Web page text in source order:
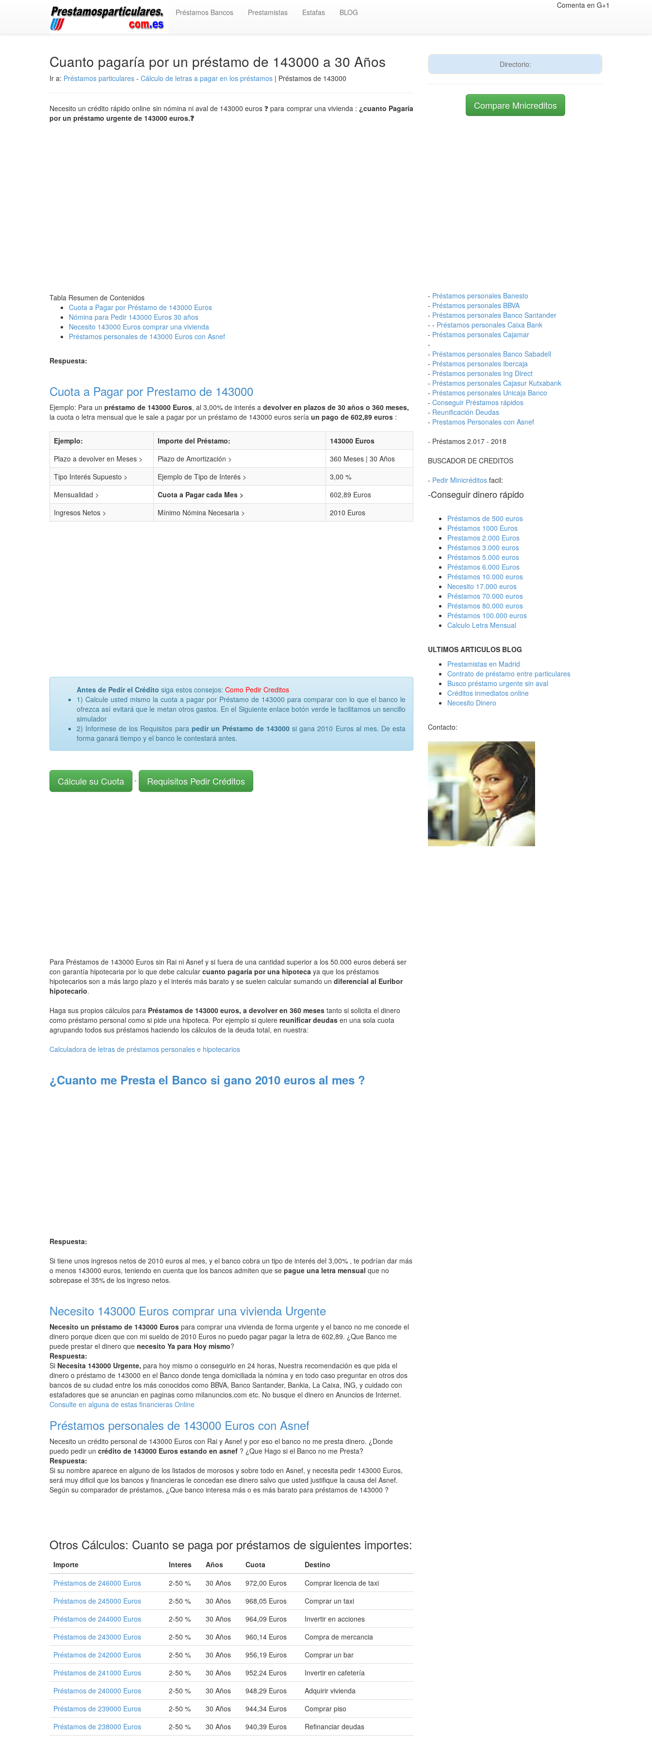
Préstamos Bancos Prestamistas Estafas BLOG
Comenta en G+1
Cuanto pagaría por un préstamo de 143000 a 30 Años
Ir a: Préstamos particulares - Cálculo de letras a pagar en los préstamos | Préstamos de 143000
Necesito un crédito rápido online sin nómina ni aval de 143000 euros ❓ para comprar una vivienda : ¿cuanto Pagaría
por un préstamo urgente de 143000 euros.❓
Tabla Resumen de Contenidos
Cuota a Pagar por Préstamo de 143000 Euros
Nómina para Pedir 143000 Euros 30 años
Necesito 143000 Euros comprar una vivienda
Préstamos personales de 143000 Euros con Asnef
Respuesta:
Cuota a Pagar por Prestamo de 143000
Ejemplo: Para un préstamo de 143000 Euros, al 3,00% de interés a devolver en plazos de 30 años o 360 meses,
la cuota o letra mensual que le sale a pagar por un préstamo de 143000 euros sería un pago de 602,89 euros :
Ejemplo: Importe del Préstamo:
143000 Euros
Plazo a devolver en Meses >
Plazo de Amortización >
360 Meses | 30 Años
Tipo Interés Supuesto >
Ejemplo de Tipo de Interés >
3,00 %
Mensualidad >
Cuota a Pagar cada Mes >
602,89 Euros
Ingresos Netos >
Mínimo Nómina Necesaria > 2010 Euros
Antes de Pedir el Crédito siga estos consejos: Como Pedir Creditos
1) Calcule usted mismo la cuota a pagar por Préstamo de 143000 para comparar con lo que el banco le
ofrezca así evitará que le metan otros gastos. En el Siguiente enlace botón verde le facilitamos un sencillo
simulador
2) Informese de los Requisitos para pedir un Préstamo de 143000si gana 2010 Euros al mes. De esta
forma ganará tiempo y el banco le contestará antes.
Cálcule su Cuota - Requisitos Pedir Créditos
Para Préstamos de 143000 Euros sin Rai ni Asnef y si fuera de una cantidad superior a los 50.000 euros deberá ser
con garantía hipotecaria por lo que debe calcular cuanto pagaría por una hipoteca ya que los préstamos
hipotecarios son a más largo plazo y el interés más barato y se suelen calcular sumando un diferencial al Euribor
hipotecario.
Haga sus propios cálculos para Préstamos de 143000 euros, a devolver en 360 meses tanto si solicita el dinero
como préstamo personal como si pide una hipoteca. Por ejemplo si quiere reunificar deudas en una sola cuota
agrupando todos sus préstamos haciendo los cálculos de la deuda total, en nuestra:
Calculadora de letras de préstamos personales e hipotecarios
¿Cuanto me Presta el Banco si gano 2010 euros al mes ?
Respuesta:
Si tiene unos ingresos netos de 2010 euros al mes, y el banco cobra un tipo de interés del 3,00% , te podrían dar más
o menos 143000 euros, teniendo en cuenta que los bancos admiten que se pague una letra mensual que no
sobrepase el 35% de los ingreso netos.
Necesito 143000 Euros comprar una vivienda Urgente
Necesito un préstamo de 143000 Euros para comprar una vivienda de forma urgente y el banco no me concede el
dinero porque dicen que con mi sueldo de 2010 Euros no puedo pagar pagar la letra de 602,89. ¿Que Banco me
puede prestar el dinero que necesito Ya para Hoy mismo?
Respuesta:
Si Necesita 143000 Urgente, para hoy mismo o conseguirlo en 24 horas, Nuestra recomendación es que pida el
dinero o préstamo de 143000 en el Banco donde tenga domiciliada la nómina y en todo caso preguntar en otros dos
bancos de su ciudad entre los más conocidos como BBVA, Banco Santander, Bankia, La Caixa, ING, y cuidado con
estafadores que se anuncian en paginas como milanuncios.com etc. No busque el dinero en Anuncios de Internet.
Consulte en alguna de estas financieras Online
Préstamos personales de 143000 Euros con Asnef
Necesito un crédito personal de 143000 Euros con Rai y Asnef y por eso el banco no me presta dinero. ¿Donde
puedo pedir un crédito de 143000 Euros estando en asnef ? ¿Que Hago si el Banco no me Presta?
Respuesta:
Si su nombre aparece en alguno de los listados de morosos y sobre todo en Asnef, y necesita pedir 143000 Euros,
será muy dificil que los bancos y financieras le concedan ese dinero salvo que usted justifique la causa del Asnef.
Según su comparador de préstamos, ¿Que banco interesa más o es más barato para préstamos de 143000 ?
Otros Cálculos: Cuanto se paga por préstamos de siguientes importes:
Importe Interes Años Cuota
Destino
Préstamos de 246000 Euros
2-50 % 30 Años 972,00 Euros
Comprar licencia de taxi
Préstamos de 245000 Euros
2-50 % 30 Años 968,05 Euros
Comprar un taxi
Préstamos de 244000 Euros
2-50 % 30 Años 964,09 Euros
Invertir en acciones
Préstamos de 243000 Euros
2-50 % 30 Años 960,14 Euros
Compra de mercancia
Préstamos de 242000 Euros
2-50 % 30 Años 956,19 Euros
Comprar un bar
Préstamos de 241000 Euros
2-50 % 30 Años 952,24 Euros
Invertir en cafetería
Préstamos de 240000 Euros
2-50 % 30 Años 948,29 Euros
Adquirir vivienda
Préstamos de 239000 Euros
2-50 % 30 Años 944,34 Euros
Comprar piso
Préstamos de 238000 Euros
2-50 % 30 Años 940,39 Euros Refinanciar deudas
Directorio:
Compare Mnicreditos
- Préstamos personales Banesto
- Préstamos personales BBVA
- Préstamos personales Banco Santander
- - Préstamos personales Caixa Bank
- Préstamos personales Cajamar
-
- Préstamos personales Banco Sabadell
- Préstamos personales Ibercaja
- Préstamos personales Ing Direct
- Préstamos personales Cajasur Kutxabank
- Préstamos personales Unicaja Banco
- Conseguir Préstamos rápidos
- Reunificación Deudas
- Prestamos Personales con Asnef
- Préstamos 2.017 - 2018
BUSCADOR DE CREDITOS
- Pedir Minicréditos facil:
-Conseguir dinero rápido
Préstamos de 500 euros
Préstamos 1000 Euros
Prestamos 2.000 Euros
Préstamos 3.000 euros
Préstamos 5.000 euros
Préstamos 6.000 Euros
Préstamos 10.000 euros
Necesito 17.000 euros
Préstamos 70.000 euros
Préstamos 80.000 euros
Préstamos 100.000 euros
Calculo Letra Mensual
ULTIMOS ARTICULOS BLOG
Prestamistas en Madrid
Contrato de préstamo entre particulares
Busco préstamo urgente sin aval
Créditos inmediatos online
Necesito Dinero
Contacto: